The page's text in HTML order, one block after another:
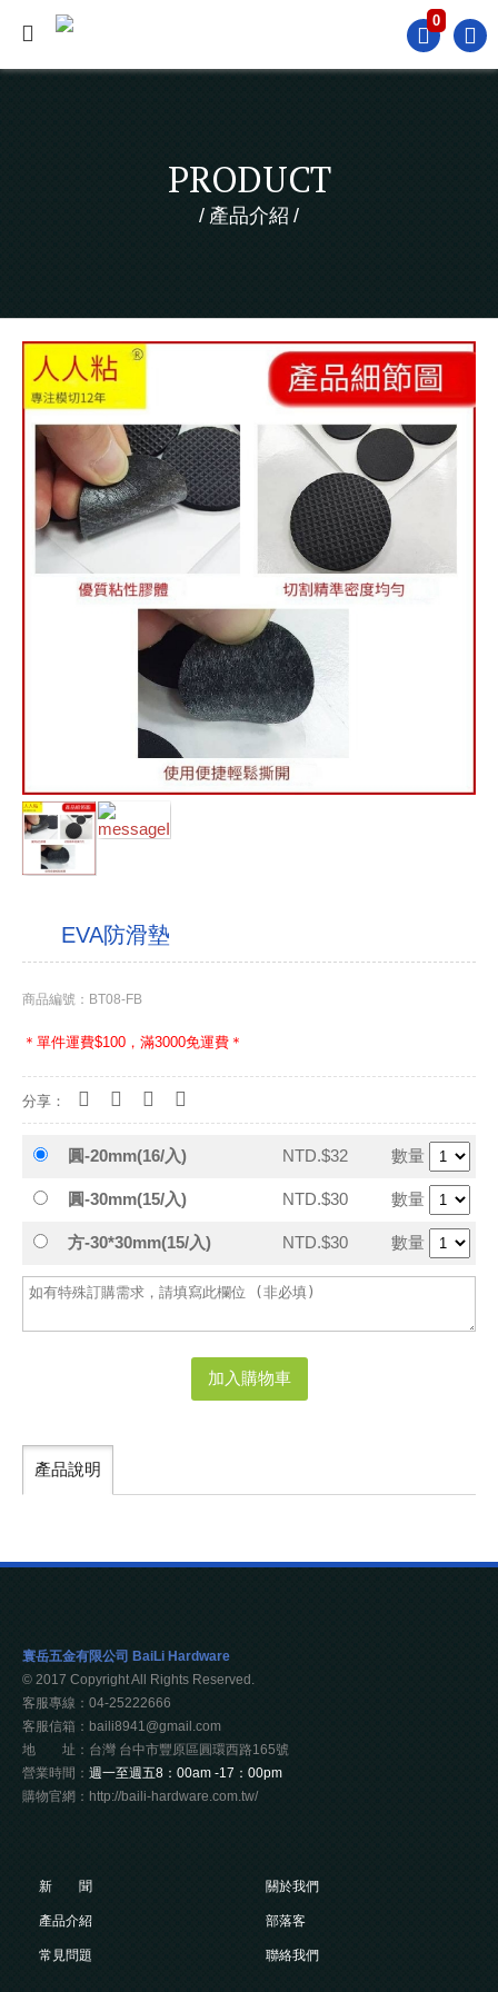
0
PRODUCT
產品介紹
EVA防滑墊
商品編號：BT08-FB
＊單件運費$100，滿3000免運費＊
分享：
圓-20mm(16/入) NTD.$32 數量
圓-30mm(15/入) NTD.$30 數量
方-30*30mm(15/入) NTD.$30 數量
加入購物車
產品說明
寰岳五金有限公司 BaiLi Hardware
© 2017 Copyright All Rights Reserved.
客服專線：04-25222666
客服信箱：baili8941@gmail.com
地 址：台灣 台中市豐原區圓環西路165號
營業時間： 週一至週五8：00am -17：00pm
購物官網：http://baili-hardware.com.tw/
新 聞 關於我們
產品介紹 部落客
常見問題 聯絡我們